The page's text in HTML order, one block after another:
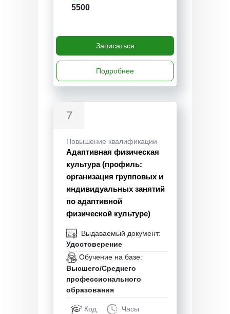
5500
Записаться
Подробнее
7
Повышение квалификации
Адаптивная физическая
культура (профиль:
организация групповых и
индивидуальных занятий
по адаптивной
физической культуре)
Выдаваемый документ:
Удостоверение
Обучение на базе:
Высшего/Среднего
профессионального
образования
Код Часы